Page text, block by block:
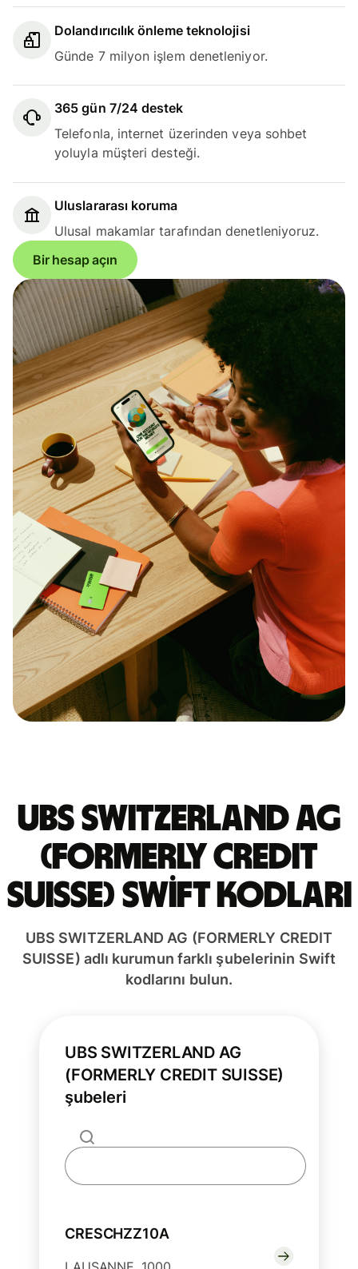
Dolandırıcılık önleme teknolojisi
Günde 7 milyon işlem denetleniyor.
365 gün 7/24 destek
Telefonla, internet üzerinden veya sohbet
yoluyla müşteri desteği.
Uluslararası koruma
Ulusal makamlar tarafından denetleniyoruz.
Bir hesap açın
UBS SWITZERLAND AG
(FORMERLY CREDIT
SUISSE) Swift kodları
UBS SWITZERLAND AG (FORMERLY CREDIT
SUISSE) adlı kurumun farklı şubelerinin Swift
kodlarını bulun.
UBS SWITZERLAND AG
(FORMERLY CREDIT SUISSE)
şubeleri
CRESCHZZ10A